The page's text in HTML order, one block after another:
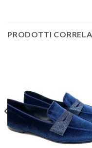
PRODOTTI